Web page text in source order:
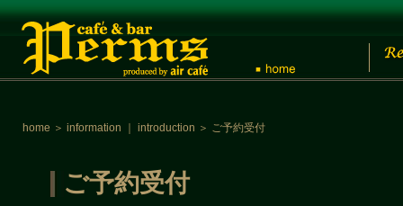
home ＞ information introduction ＞ ご予約受付
ご予約受付